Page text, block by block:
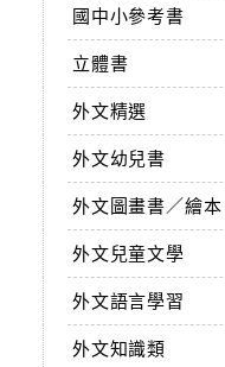
國中小參考書
立體書
外文精選
外文幼兒書
外文圖畫書／繪本
外文兒童文學
外文語言學習
外文知識類